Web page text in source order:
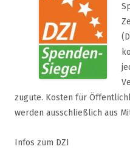
zugute. Kosten für
werden ausschließlich aus
Infos zum DZI